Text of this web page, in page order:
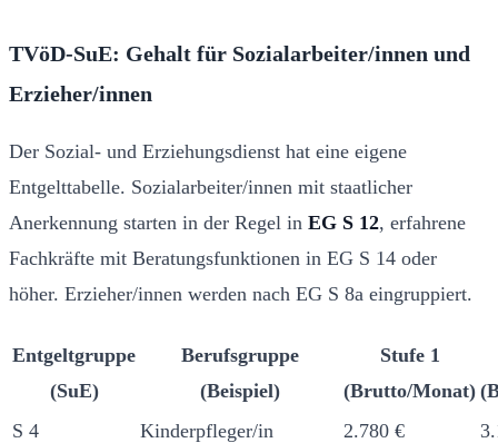
TVöD-SuE: Gehalt für Sozialarbeiter/innen und
Erzieher/innen
Der Sozial- und Erziehungsdienst hat eine eigene
Entgelttabelle. Sozialarbeiter/innen mit staatlicher
Anerkennung starten in der Regel in EG S 12, erfahrene
Fachkräfte mit Beratungsfunktionen in EG S 14 oder
höher. Erzieher/innen werden nach EG S 8a eingruppiert.
Entgeltgruppe
(SuE)
Berufsgruppe
(Beispiel)
Stufe 1
(Brutto/Monat)
S 4
Kinderpfleger/in 2.780 €